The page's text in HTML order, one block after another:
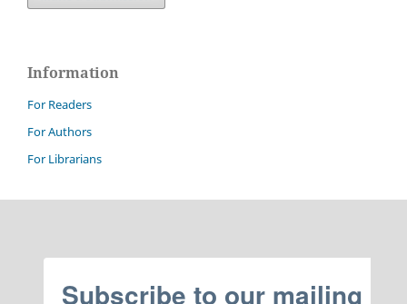
Information
For Readers
For Authors
For Librarians